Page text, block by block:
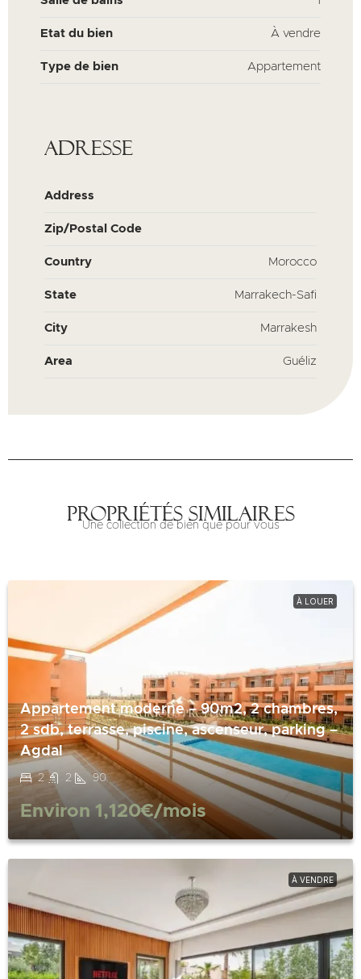
Etat du bien À vendre
Type de bien Appartement
Adresse
Address
Zip/Postal Code
Country Morocco
State Marrakech-Safi
City Marrakesh
Area Guéliz
Propriétés similaires
Une collection de bien que pour vous
À LOUER
Appartement moderne – 90m2, 2 chambres,
2 sdb, terrasse, piscine, ascenseur, parking –
Agdal
2 2 90
Environ 1,120€/mois
À VENDRE